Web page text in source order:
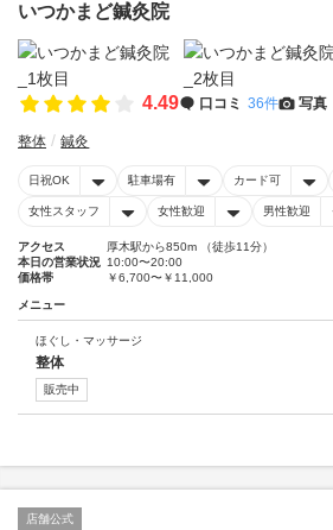
いつかまど鍼灸院
4.49 口コミ 36件 写真
整体 鍼灸
日祝OK 駐車場有 カード可
女性スタッフ 女性歓迎 男性歓迎
アクセス
厚木駅から850m （徒歩11分）
本日の営業状況 10:00〜20:00
価格帯
￥6,700〜￥11,000
メニュー
ほぐし・マッサージ
整体
販売中
店舗公式